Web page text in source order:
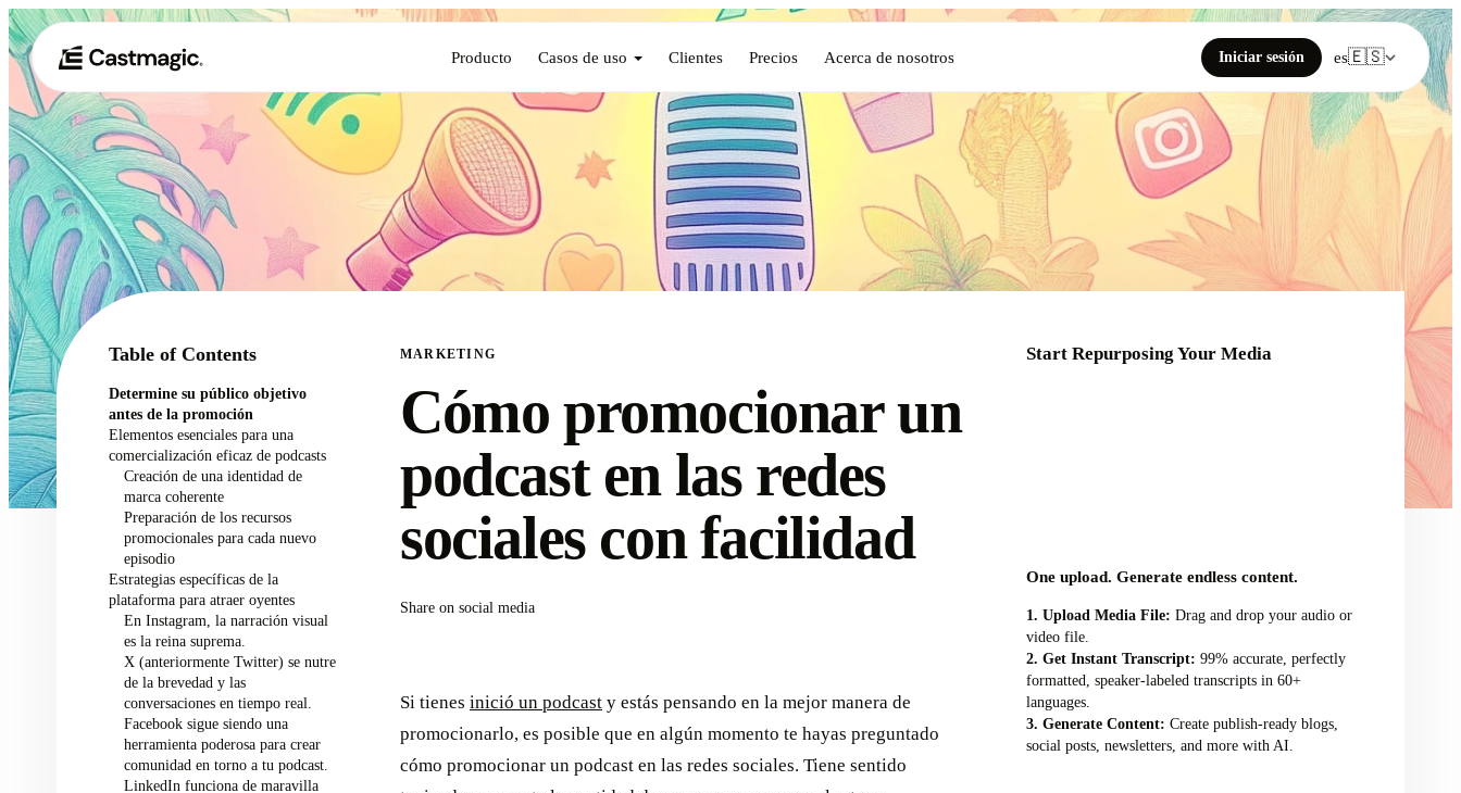
Producto Casos de uso Clientes Precios Acerca de nosotros Iniciar sesión es🇪🇸
Table of Contents
Determine su público objetivo
antes de la promoción
Elementos esenciales para una
comercialización eficaz de podcasts
Creación de una identidad de
marca coherente
Preparación de los recursos
promocionales para cada nuevo
episodio
Estrategias específicas de la
plataforma para atraer oyentes
En Instagram, la narración visual
es la reina suprema.
X (anteriormente Twitter) se nutre
de la brevedad y las
conversaciones en tiempo real.
Facebook sigue siendo una
herramienta poderosa para crear
comunidad en torno a tu podcast.
LinkedIn funciona de maravilla
MARKETING
Cómo promocionar un
podcast en las redes
sociales con facilidad
Share on social media
Si tienes inició un podcast y estás pensando en la mejor manera de
promocionarlo, es posible que en algún momento te hayas preguntado
cómo promocionar un podcast en las redes sociales. Tiene sentido
Start Repurposing Your Media
One upload. Generate endless content.
Upload Media File: Drag and drop your audio or
video file.
Get Instant Transcript: 99% accurate, perfectly
formatted, speaker-labeled transcripts in 60+
languages.
Generate Content: Create publish-ready blogs,
social posts, newsletters, and more with AI.